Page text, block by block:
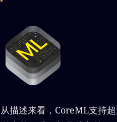
从描述来看，CoreML支持